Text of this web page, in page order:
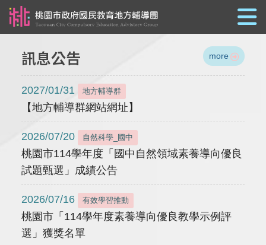
訊息公告 more
2027/01/31 地方輔導群
【地方輔導群網站網址】
2026/07/20 自然科學_國中
桃園市114學年度「國中自然領域素養導向優良
試題甄選」成績公告
2026/07/16 有效學習推動
桃園市「114學年度素養導向優良教學示例評
選」獲獎名單